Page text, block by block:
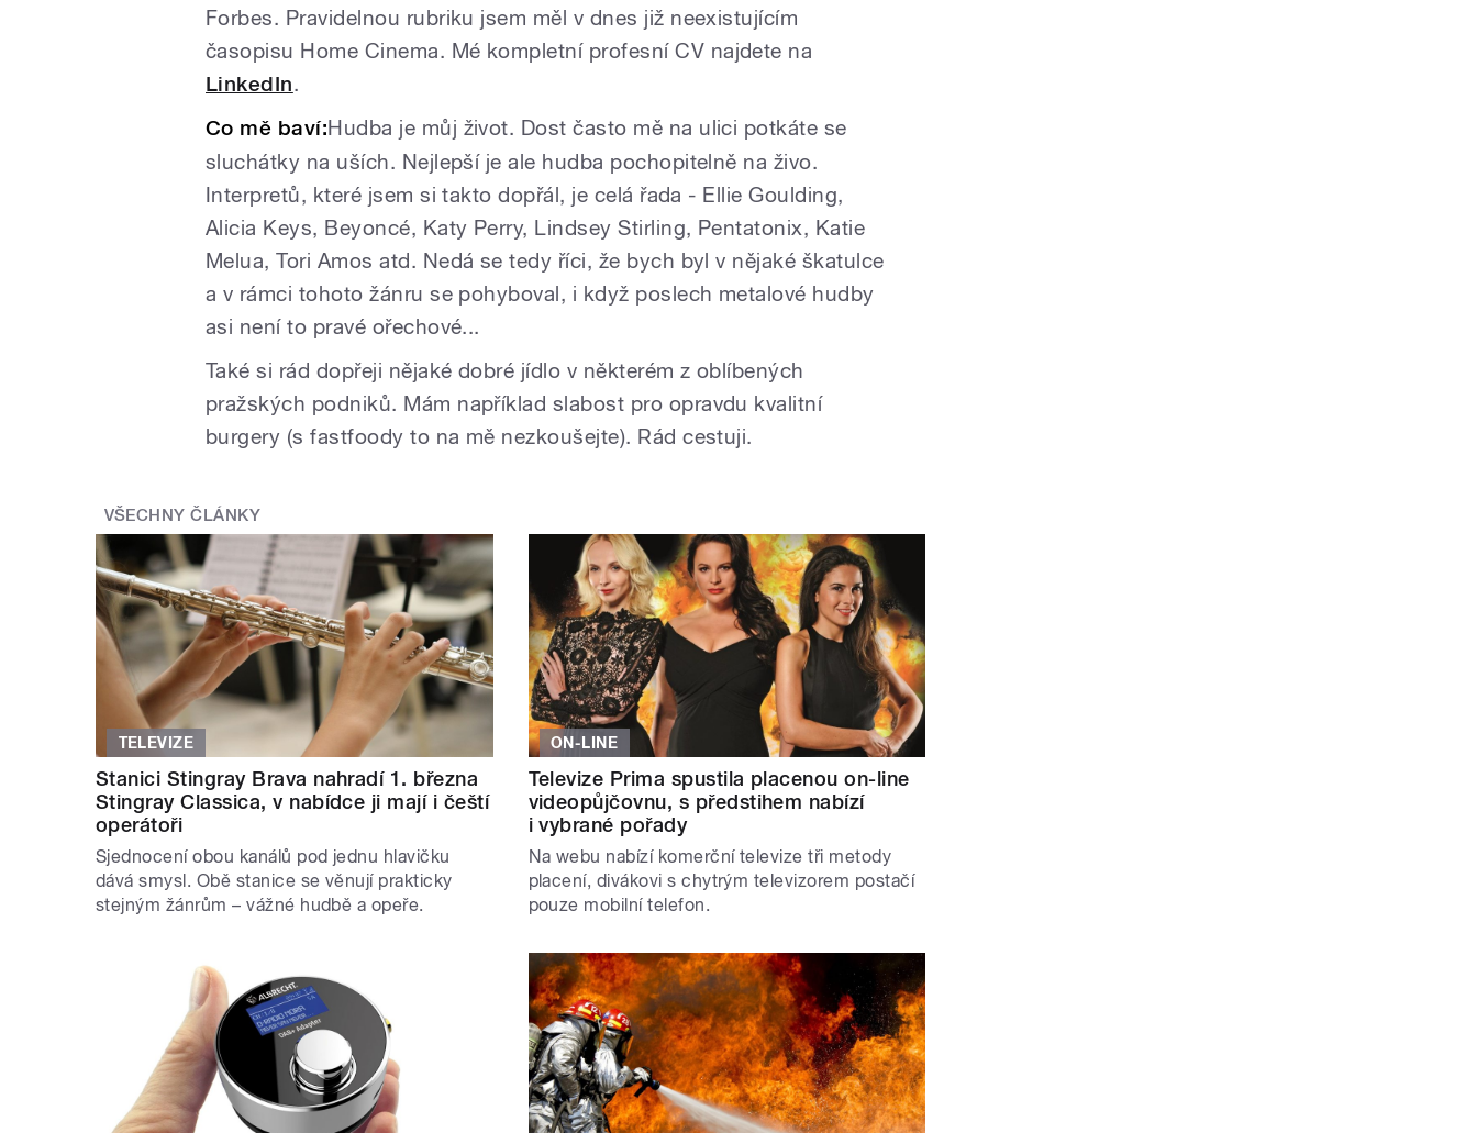
Forbes. Pravidelnou rubriku jsem měl v dnes již neexistujícím
časopisu Home Cinema. Mé kompletní profesní CV najdete na
LinkedIn.
Co mě baví:Hudba je můj život. Dost často mě na ulici potkáte se
sluchátky na uších. Nejlepší je ale hudba pochopitelně na živo.
Interpretů, které jsem si takto dopřál, je celá řada - Ellie Goulding,
Alicia Keys, Beyoncé, Katy Perry, Lindsey Stirling, Pentatonix, Katie
Melua, Tori Amos atd. Nedá se tedy říci, že bych byl v nějaké škatulce
a v rámci tohoto žánru se pohyboval, i když poslech metalové hudby
asi není to pravé ořechové...
Také si rád dopřeji nějaké dobré jídlo v některém z oblíbených
pražských podniků. Mám například slabost pro opravdu kvalitní
burgery (s fastfoody to na mě nezkoušejte). Rád cestuji.
VŠECHNY ČLÁNKY
TELEVIZE
Stanici Stingray Brava nahradí 1. března
Stingray Classica, v nabídce ji mají i čeští
operátoři
Sjednocení obou kanálů pod jednu hlavičku
dává smysl. Obě stanice se věnují prakticky
stejným žánrům – vážné hudbě a opeře.
ON-LINE
Televize Prima spustila placenou on-line
videopůjčovnu, s předstihem nabízí
i vybrané pořady
Na webu nabízí komerční televize tři metody
placení, divákovi s chytrým televizorem postačí
pouze mobilní telefon.